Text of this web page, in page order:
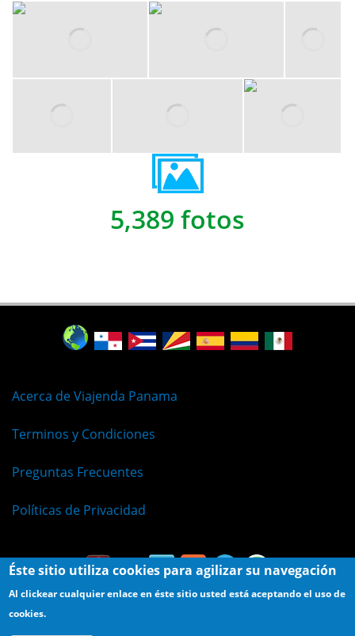
5,389 fotos
Acerca de Viajenda Panama
Terminos y Condiciones
Preguntas Frecuentes
Políticas de Privacidad
Éste sitio utiliza cookies para agilizar su navegación
Al clickear cualquier enlace en éste sitio usted está aceptando el uso de
cookies.